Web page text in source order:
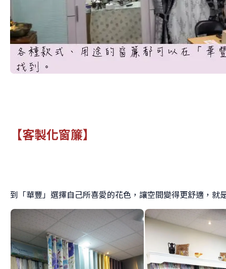
【客製化窗簾】
到「華豐」選擇自己所喜愛的花色，讓空間變得更舒適，就